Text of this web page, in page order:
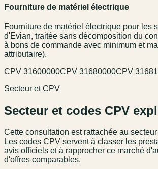
Fourniture de matériel électrique
Fourniture de matériel électrique pour les
d'Evian, traitée sans décomposition du
à bons de commande avec minimum et
attributaire).
CPV 31600000CPV 31680000CPV
Secteur et CPV
Secteur et codes CPV
Cette consultation est rattachée au secteur
Les codes CPV servent à classer les
avis officiels et à rapprocher ce marché
d'offres comparables.